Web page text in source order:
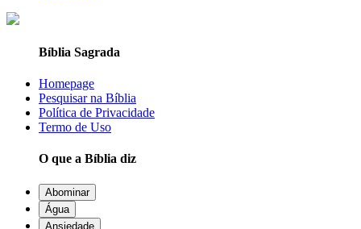
Bíblia Sagrada
Homepage
Pesquisar na Bíblia
Política de Privacidade
Termo de Uso
O que a Bíblia diz
Abominar
Água
Ansiedade